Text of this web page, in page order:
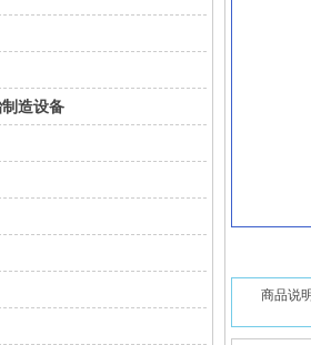
造设备
商品说